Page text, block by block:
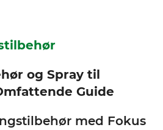
og Spray til
Guide
med Fokus